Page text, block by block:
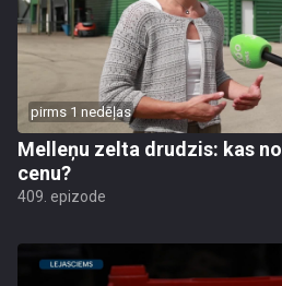
pirms 1 nedēļas
Melleņu zelta drudzis: kas
cenu?
409. epizode